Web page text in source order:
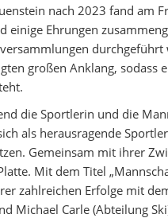
nach 2023 fand am
einige Ehrungen
großen Anklang, sodass
die Sportlerin und die
als herausragende
Gemeinsam mit ihrer
Mit dem Titel
zahlreichen Erfolge mit
Michael Carle (Abteilung